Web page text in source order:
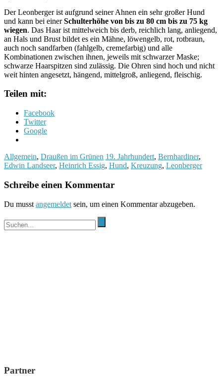
Der Leonberger ist aufgrund seiner Ahnen ein sehr großer Hund
und kann bei einerSchulterhöhe von bis zu 80 cm bis zu 75 kg
wiegen. Das Haar ist mittelweich bis derb, reichlich lang, anliegend,
an Hals und Brust bildet es ein Mähne, löwengelb, rot, rotbraun,
auch noch sandfarben (fahlgelb, cremefarbig) und alle
Kombinationen zwischen ihnen, jeweils mit schwarzer Maske;
schwarze Haarspitzen sind zulässig. Die Ohren sind hoch und nicht
weit hinten angesetzt, hängend, mittelgroß, anliegend, fleischig.
Teilen mit:
Facebook
Twitter
Google
Allgemein, Draußen im Grünen 19. Jahrhundert, Bernhardiner,
Edwin Landseer, Heinrich Essig, Hund, Kreuzung, Leonberger
Schreibe einen Kommentar
Du musst angemeldet sein, um einen Kommentar abzugeben.
Partner